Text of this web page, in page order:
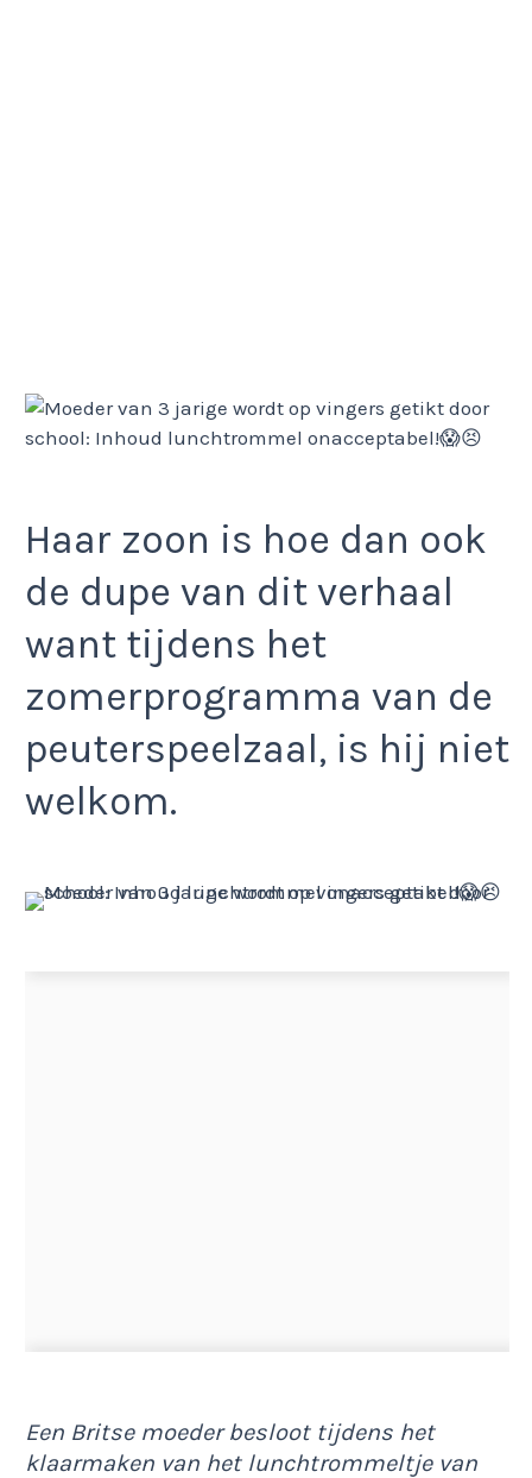
Haar zoon is hoe dan ook
de dupe van dit verhaal
want tijdens het
zomerprogramma van de
peuterspeelzaal, is hij niet
welkom.
Een Britse moeder besloot tijdens het
klaarmaken van het lunchtrommeltje van